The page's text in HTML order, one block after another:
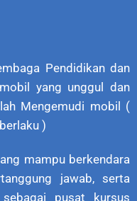
Pendidikan dan
yang unggul dan
Mengemudi mobil (
)
mampu berkendara
jawab, serta
sebagai pusat kursus